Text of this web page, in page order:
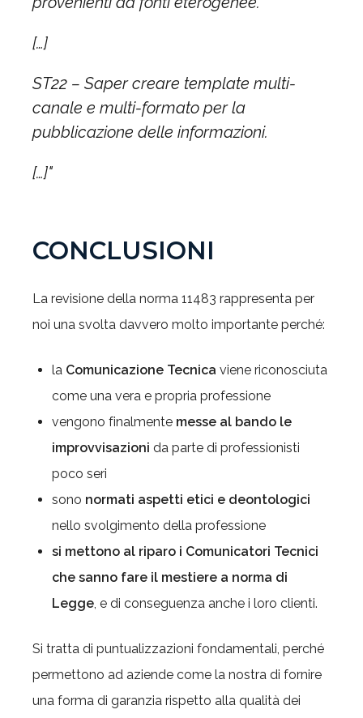
[…]
ST22 – Saper creare template multi-
canale e multi-formato per la
pubblicazione delle informazioni.
[…]"
CONCLUSIONI
La revisione della norma 11483 rappresenta per
noi una svolta davvero molto importante perché:
la Comunicazione Tecnica viene riconosciuta
come una vera e propria professione
vengono finalmente messe al bando le
improvvisazioni da parte di professionisti
poco seri
sono normati aspetti etici e deontologici
nello svolgimento della professione
si mettono al riparo i Comunicatori Tecnici
che sanno fare il mestiere a norma di
Legge, e di conseguenza anche i loro clienti.
Si tratta di puntualizzazioni fondamentali, perché
permettono ad aziende come la nostra di fornire
una forma di garanzia rispetto alla qualità dei